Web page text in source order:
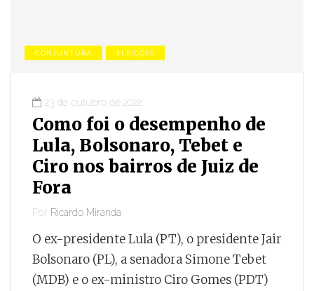
CONJUNTURA ELEIÇÕES
23 de outubro de 2022
Como foi o desempenho de
Lula, Bolsonaro, Tebet e
Ciro nos bairros de Juiz de
Fora
Por Ricardo Miranda
O ex-presidente Lula (PT), o presidente Jair
Bolsonaro (PL), a senadora Simone Tebet
(MDB) e o ex-ministro Ciro Gomes (PDT)